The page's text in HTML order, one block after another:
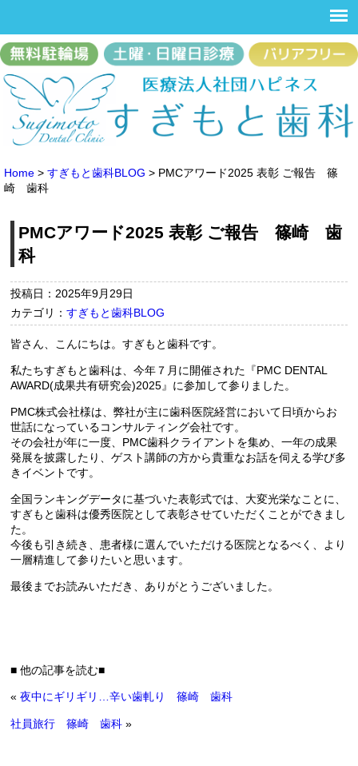
Home > すぎもと歯科BLOG > PMCアワード2025 表彰 ご報告 篠
崎 歯科
PMCアワード2025 表彰 ご報告 篠崎 歯
科
投稿日：2025年9月29日
カテゴリ：すぎもと歯科BLOG
皆さん、こんにちは。すぎもと歯科です。
私たちすぎもと歯科は、今年７月に開催された『PMC DENTAL
AWARD(成果共有研究会)2025』に参加して参りました。
PMC株式会社様は、弊社が主に歯科医院経営において日頃からお
世話になっているコンサルティング会社です。
その会社が年に一度、PMC歯科クライアントを集め、一年の成果
発展を披露したり、ゲスト講師の方から貴重なお話を伺える学び多
きイベントです。
全国ランキングデータに基づいた表彰式では、大変光栄なことに、
すぎもと歯科は優秀医院として表彰させていただくことができまし
た。
今後も引き続き、患者様に選んでいただける医院となるべく、より
一層精進して参りたいと思います。
最後までお読みいただき、ありがとうございました。
■ 他の記事を読む■
«夜中にギリギリ…辛い歯軋り 篠崎 歯科
社員旅行 篠崎 歯科 »